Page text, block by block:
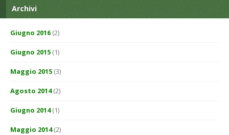
Archivi
Giugno 2016 (2)
Giugno 2015 (1)
Maggio 2015 (3)
Agosto 2014(2)
Giugno 2014(1)
Maggio 2014(2)